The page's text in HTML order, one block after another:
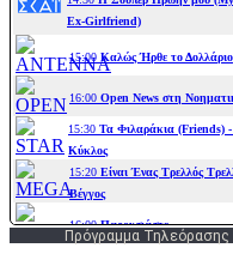
Πρόγραμμα Τηλεόρασης